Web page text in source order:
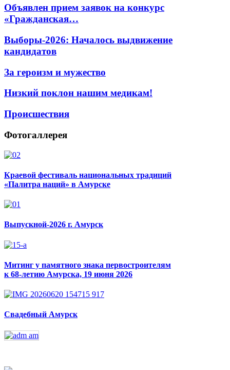
Объявлен прием заявок на конкурс
«Гражданская…
Выборы-2026: Началось выдвижение
кандидатов
За героизм и мужество
Низкий поклон нашим медикам!
Происшествия
Фотогаллерея
Краевой фестиваль национальных традиций
«Палитра наций» в Амурске
Выпускной-2026 г. Амурск
Митинг у памятного знака первостроителям
к 68-летию Амурска, 19 июня 2026
Свадебный Амурск